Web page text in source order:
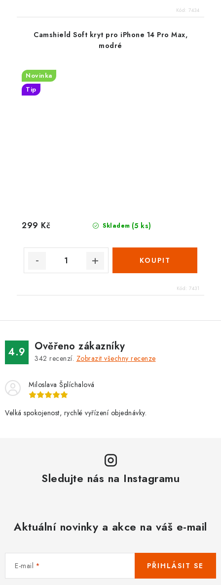
Kód: 7434
Camshield Soft kryt pro iPhone 14 Pro Max,
modré
Novinka
Tip
Skladem (5 ks)
299 Kč
Kód: 7431
4.9 Ověřeno zákazníky
342 recenzí. Zobrazit všechny recenze
Miloslava Šplíchalová
Velká spokojenost, rychlé vyřízení objednávky.
Sledujte nás na Instagramu
Aktuální novinky a akce na váš e-mail
E-mail PŘIHLÁSIT SE